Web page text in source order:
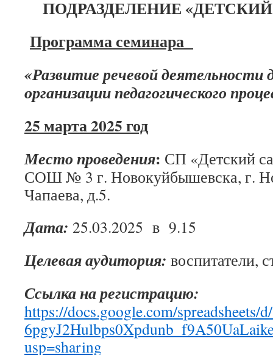
ПОДРАЗДЕЛЕНИЕ
Программа семинара
«Развитие речевой деятельности
организации педагогического
25 марта 2025 год
Место проведения: СП «Детский
СОШ № 3 г. Новокуйбышевска, г.
Чапаева, д.5.
Дата: 25.03.2025 в 9.15
Целевая аудитория: воспитатели,
Ссылка на регистрацию:
https://docs.google.com/spreadsheets/
usp=sharing